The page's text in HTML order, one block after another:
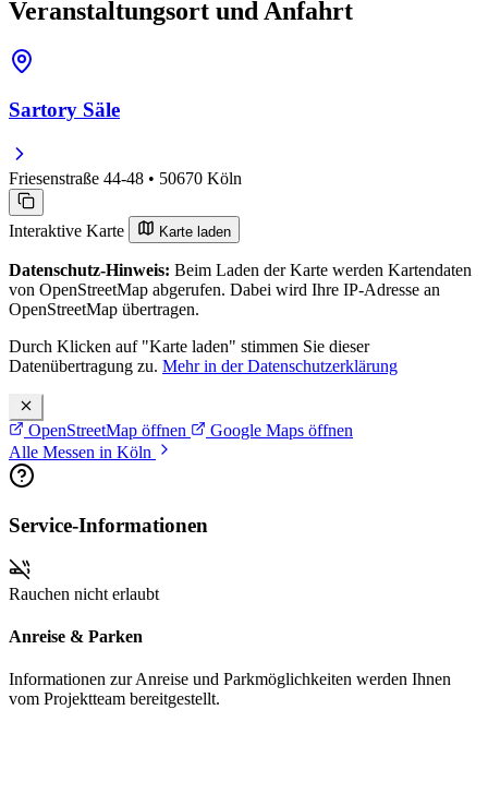
Veranstaltungsort und Anfahrt
Sartory Säle
Friesenstraße 44-48 • 50670 Köln
Interaktive Karte Karte laden
Datenschutz-Hinweis: Beim Laden der Karte werden Kartendaten
von OpenStreetMap abgerufen. Dabei wird Ihre IP-Adresse an
OpenStreetMap übertragen.
Durch Klicken auf "Karte laden" stimmen Sie dieser
Datenübertragung zu. Mehr in der Datenschutzerklärung
OpenStreetMap öffnen
Google Maps öffnen
Alle Messen in Köln
Service-Informationen
Rauchen nicht erlaubt
Anreise & Parken
Informationen zur Anreise und Parkmöglichkeiten werden Ihnen
vom Projektteam bereitgestellt.